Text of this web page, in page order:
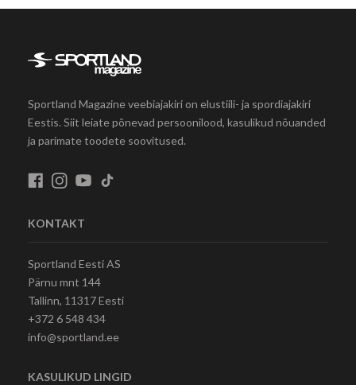
Sportland Magazine veebiajakiri on elustiili- ja spordiajakiri
Eestis. Siit leiate põnevad persoonilood, kasulikud nõuanded
ja parimate toodete soovitused.
KONTAKT
Sportland Eesti AS
Pärnu mnt 144
Tallinn, 11317 Eesti
+372 6 548 434
info@sportland.ee
KASULIKUD LINGID